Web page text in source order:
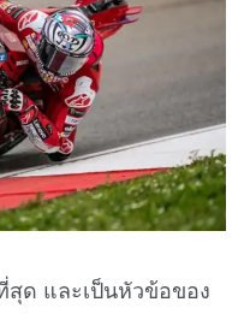
ด และเป็นหัวข้อของ